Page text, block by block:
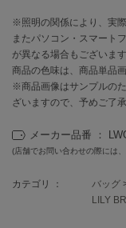
EIMY ISTOIRE
エイミー イストワール
emmi
エミ
emmi atelier
エミ アトリエ
emmi yoga
※照明の関係により、実
またパソコン・スマート
が異なる場合もございま
商品の色味は、商品単品
※商品画像はサンプルの
ざいますので、予めご了承
メーカー品番 ：
(店舗でお問い合わせの際には
カテゴリ ： バッグ
LILY